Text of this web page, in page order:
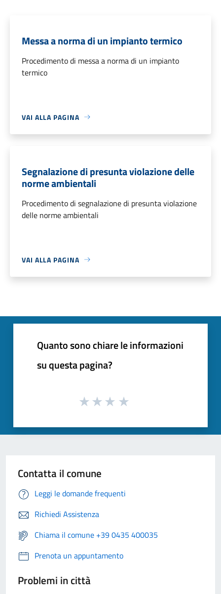
Messa a norma di un impianto termico
Procedimento di messa a norma di un impianto
termico
VAI ALLA PAGINA
Segnalazione di presunta violazione delle
norme ambientali
Procedimento di segnalazione di presunta violazione
delle norme ambientali
VAI ALLA PAGINA
Quanto sono chiare le informazioni
su questa pagina?
Contatta il comune
Leggi le domande frequenti
Richiedi Assistenza
Chiama il comune +39 0435 400035
Prenota un appuntamento
Problemi in città